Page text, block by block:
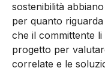
sostenibilità
per quanto
che il committente li
progetto per
correlate e le